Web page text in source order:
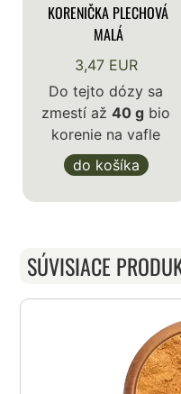
KORENIČKA PLECHOVÁ
MALÁ
3,47 EUR
Do tejto dózy sa
zmestí až40 g bio
korenie na vafle
do košíka
SÚVISIACE